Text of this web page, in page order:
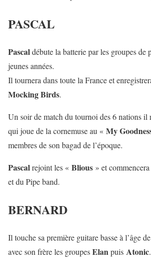
PASCAL
Pascaldébute la batterie par les groupes de
jeunes années.
Il tournera dans toute la France et
Mocking Birds.
Un soir de match du tournoi des 6 nations il
qui joue de la cornemuse au « My
membres de son bagad de l’époque.
Pascalrejoint les « Blious » et
et du Pipe band.
BERNARD
Il touche sa première guitare basse à l’âge
avec son frère les groupesElanpuis Atonic.